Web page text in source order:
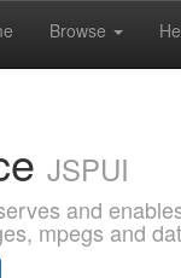
Browse
JSPUI
and
mpegs and